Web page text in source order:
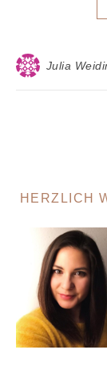
Julia
HERZLICH